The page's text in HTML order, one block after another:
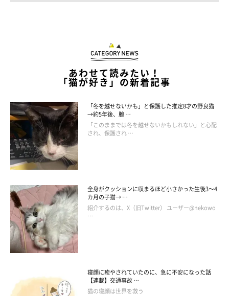
ねこ連れ草 うずらとかんたろう徒然ニャッ記
Amazonで見る
あわせて読みたい！
「猫が好き」の新着記事
「冬を越せないかも」と保護した推定8才の野良猫
→約5年後、腕 …
「このままでは冬を越せないかもしれない」と心配
され、保護され …
全身がクッションに収まるほど小さかった生後3～4
カ月の子猫→ …
紹介するのは、X（旧Twitter） ユーザー@nekowo
…
寝顔に癒やされていたのに、急に不安になった話
【連載】交通事故 …
猫の寝顔は世界を救う